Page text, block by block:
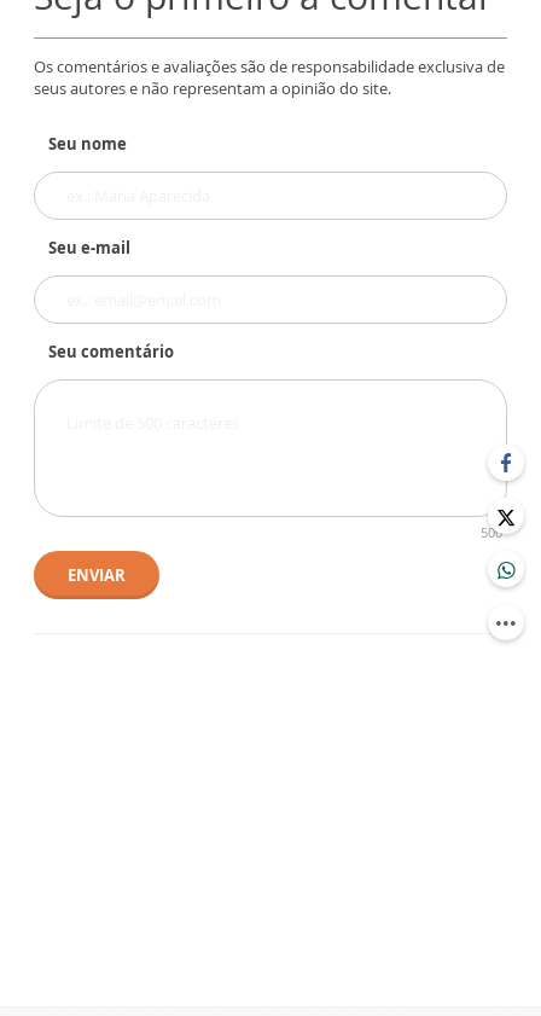
Os comentários e avaliações são de responsabilidade exclusiva de
seus autores e não representam a opinião do site.
Seu nome
Seu e-mail
Seu comentário
500
ENVIAR